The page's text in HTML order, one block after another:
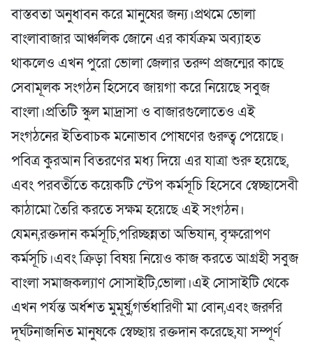
বাস্তবতা অনুধাবন করে মানুষের জন্য।প্রথমে ভোলা
বাংলাবাজার আঞ্চলিক জোনে এর কার্যক্রম অব্যাহত
থাকলেও এখন পুরো ভোলা জেলার তরুণ প্রজন্মের কাছে
সেবামূলক সংগঠন হিসেবে জায়গা করে নিয়েছে সবুজ
বাংলা।প্রতিটি স্কুল মাদ্রাসা ও বাজারগুলোতেও এই
সংগঠনের ইতিবাচক মনোভাব পোষণের গুরুত্ব পেয়েছে।
পবিত্র কুরআন বিতরণের মধ্য দিয়ে এর যাত্রা শুরু হয়েছে,
এবং পরবর্তীতে কয়েকটি স্টেপ কর্মসূচি হিসেবে স্বেচ্ছাসেবী
কাঠামো তৈরি করতে সক্ষম হয়েছে এই সংগঠন।
যেমন,রক্তদান কর্মসূচি,পরিচ্ছন্নতা অভিযান, বৃক্ষরোপণ
কর্মসূচি।এবং ক্রিড়া বিষয় নিয়েও কাজ করতে আগ্রহী সবুজ
বাংলা সমাজকল্যাণ সোসাইটি,ভোলা।এই সোসাইটি থেকে
এখন পর্যন্ত অর্ধশত মুমূর্ষু,গর্ভধারিণী মা বোন,এবং জরুরি
দূর্ঘটনাজনিত মানুষকে স্বেচ্ছায় রক্তদান করেছে,যা সম্পূর্ণ